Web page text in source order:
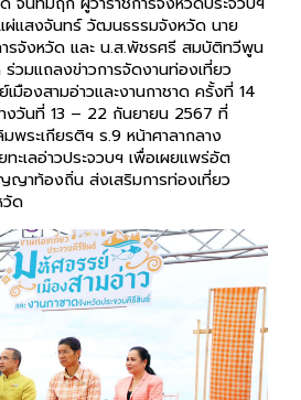
แสงจันทร์ วัฒนธรรมจังหวัด นาย
รจังหวัด และ น.ส.พัชรศรี สมบัติทวีพูน
วมแถลงข่าวการจัดงานท่องเที่ยว
มืองสามอ่าวและงานกาชาด ครั้งที่ 14
งวันที่ 13 – 22 กันยายน 2567 ที่
พระเกียรติฯ ร.9 หน้าศาลากลาง
ะเลอ่าวประจวบฯ เพื่อเผยแพร่อัต
ท้องถิ่น ส่งเสริมการท่องเที่ยว
วัด